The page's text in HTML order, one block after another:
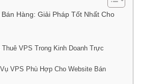
Hàng: Giải Pháp Tốt Nhất Cho
VPS Trong Kinh Doanh Trực
VPS Phù Hợp Cho Website Bán